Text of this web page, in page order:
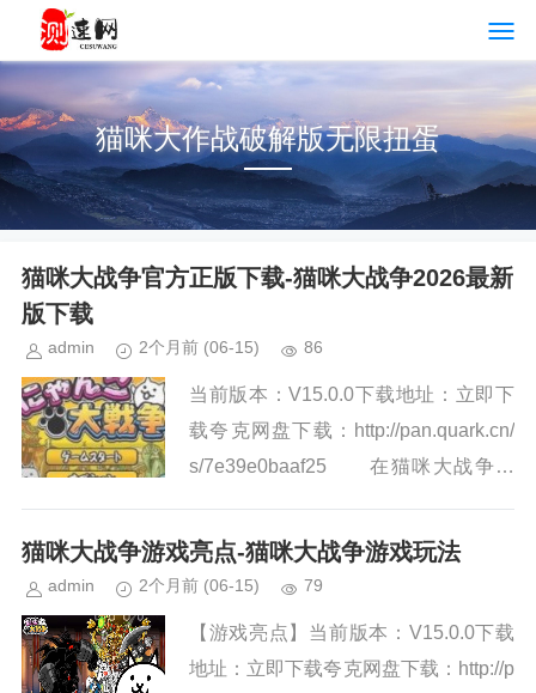
猫咪大作战破解版无限扭蛋
猫咪大战争官方正版下载-猫咪大战争2026最新
版下载
admin 2个月前 (06-15) 86
当前版本：V15.0.0下载地址：立即下
载夸克网盘下载：http://pan.quark.cn/
s/7e39e0baaf25 在猫咪大战争官
无限可能与冒险的世界之中...
猫咪大战争游戏亮点-猫咪大战争游戏玩法
admin 2个月前 (06-15) 79
【游戏亮点】当前版本：V15.0.0下载
地址：立即下载夸克网盘下载：http://p